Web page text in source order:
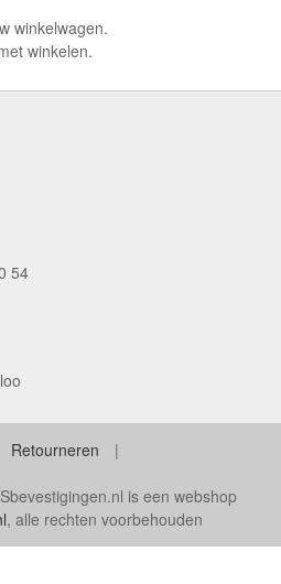
winkelwagen.
winkelen.
54
Retourneren
is een webshop
, alle rechten voorbehouden